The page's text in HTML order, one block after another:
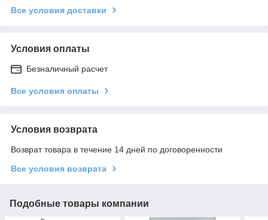
Все условия доставки
Условия оплаты
Безналичный расчет
Все условия оплаты
Условия возврата
Возврат товара в течение 14 дней по договоренности
Все условия возврата
Подобные товары компании